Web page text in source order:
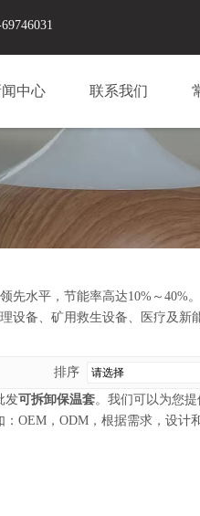
中心 联系我们
水平，节能率高达10%～40%
备、矿用救生设备、医疗及新
排序
发可拆卸保温套。我们可以为您
OEM，ODM，根据需求，设计